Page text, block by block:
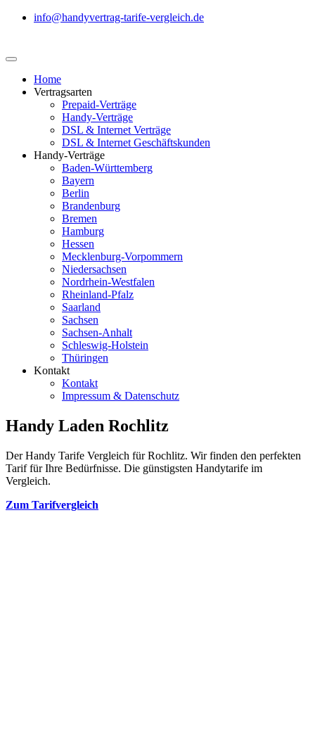
info@handyvertrag-tarife-vergleich.de
Home
Vertragsarten
Prepaid-Verträge
Handy-Verträge
DSL & Internet Verträge
DSL & Internet Geschäftskunden
Handy-Verträge
Baden-Württemberg
Bayern
Berlin
Brandenburg
Bremen
Hamburg
Hessen
Mecklenburg-Vorpommern
Niedersachsen
Nordrhein-Westfalen
Rheinland-Pfalz
Saarland
Sachsen
Sachsen-Anhalt
Schleswig-Holstein
Thüringen
Kontakt
Kontakt
Impressum & Datenschutz
Handy Laden Rochlitz
Der Handy Tarife Vergleich für Rochlitz. Wir finden den perfekten
Tarif für Ihre Bedürfnisse. Die günstigsten Handytarife im
Vergleich.
Zum Tarifvergleich